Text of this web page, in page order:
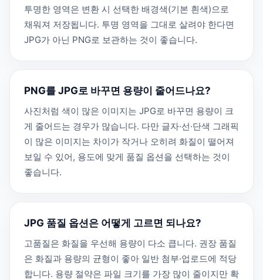
투명한 영역은 변환 시 선택한 배경색(기본 흰색)으로
채워져 저장됩니다. 투명 영역을 그대로 살려야 한다면
JPG가 아닌 PNG로 보관하는 것이 좋습니다.
PNG를 JPG로 바꾸면 용량이 줄어드나요?
사진처럼 색이 많은 이미지는 JPG로 바꾸면 용량이 크
게 줄어드는 경우가 많습니다. 다만 글자·선·단색 그래픽
이 많은 이미지는 차이가 작거나 오히려 화질이 떨어져
보일 수 있어, 용도에 맞게 품질 옵션을 선택하는 것이
좋습니다.
JPG 품질 옵션은 어떻게 고르면 되나요?
고품질은 화질을 우선해 용량이 다소 큽니다. 권장 품질
은 화질과 용량의 균형이 좋아 일반 첨부·업로드에 적당
합니다. 용량 절약은 파일 크기를 가장 많이 줄이지만 확